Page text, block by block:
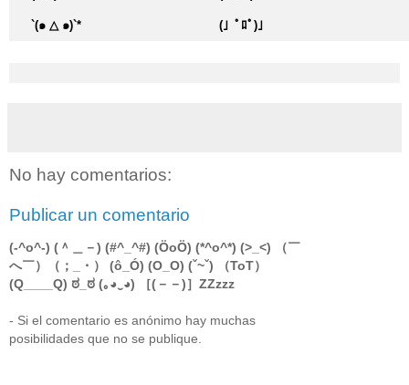
`(๑ △ ๑)`* (」ﾟﾛﾟ)｣
No hay comentarios:
Publicar un comentario
(-^o^-) (＾＿－) (#^_^#) (ÖoÖ) (*^o^*) (>_<) （￣
へ￣）（；_・） (ô_Ó) (O_O) (ˇ~ˇ) （ToT）
(Q____Q) ಠ_ಠ (｡◕‿◕) ［(－－)］ZZzzz
- Si el comentario es anónimo hay muchas
posibilidades que no se publique.